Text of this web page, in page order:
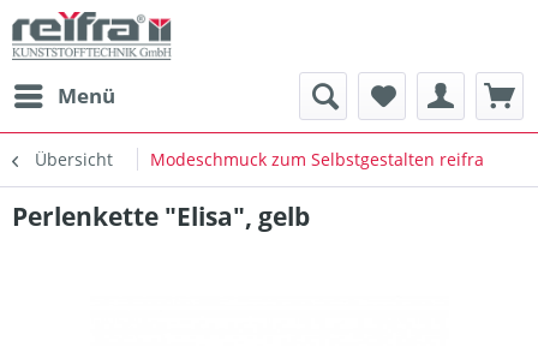
Menü
Übersicht Modeschmuck zum Selbstgestalten reifra
Perlenkette "Elisa", gelb